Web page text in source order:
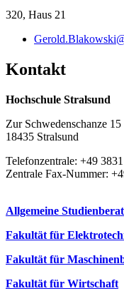
Labor zur
E-Business Labor
320, Haus 21
Kon­takt
Hochschule Stralsund
Zur Schwedenschanze 15
18435 Stralsund
Telefonzentrale: +49
Zentrale Fax-Nummer:
Allgemeine
Fakultät für
Fakultät für
Fakultät für Wirtschaft